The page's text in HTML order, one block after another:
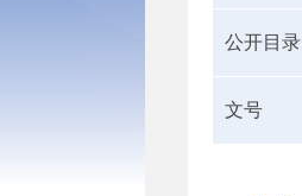
公开目录
文号